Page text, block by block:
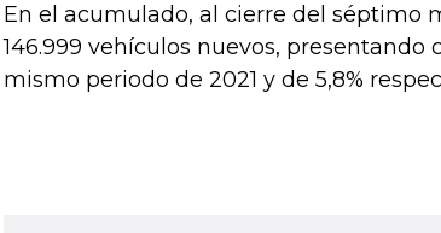
En el acumulado, al cierre del séptimo
146.999 vehículos nuevos, presentando
mismo periodo de 2021 y de 5,8%